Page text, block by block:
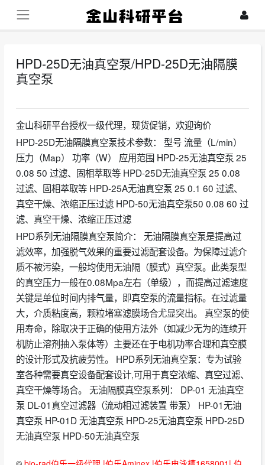
HPD-25D无油真空泵/HPD-25D无油隔膜
真空泵
金山科研平台授权一级代理，现货促销，欢迎询价
HPD-25D无油隔膜真空泵技术参数： 型号 流量（L/min）
压力（Map） 功率（W） 应用范围 HPD-25无油真空泵 25
0.08 50 过滤、固相萃取等 HPD-25D无油真空泵 25 0.08
过滤、固相萃取等 HPD-25A无油真空泵 25 0.1 60 过滤、
真空干燥、浓缩正压过滤 HPD-50无油真空泵50 0.08 60 过
滤、真空干燥、浓缩正压过滤
HPD系列无油隔膜真空泵简介： 无油隔膜真空泵是提高过
滤效率，加强脱气效果的重要过滤配套设备。为保障过滤介
质不被污染，一般均使用无油隔（膜式）真空泵。此类泵型
的真空压力一般在0.08Mpa左右（单级），而提高过滤速度
关键是单位时间内排气量，即真空泵的流量指标。在过滤量
大，介质粘度高，颗粒堵塞滤膜场合尤显突出。 真空泵的使
用寿命，除取决于正确的使用方法外（如减少无为的连续开
机防止溶剂抽入泵体等）主要还在于电机功率合理和真空膜
的设计形式及抗疲劳性。 HPD系列无油真空泵：专为试验
室各种需要真空设备配套设计,可用于真空浓缩、真空过滤、
真空干燥等场合。 无油隔膜真空泵系列： DP-01 无油真空
泵 DL-01真空过滤器（流动相过滤装置 带泵） HP-01无油
真空泵 HP-01D 无油真空泵 HPD-25无油真空泵 HPD-25D
无油真空泵 HPD-50无油真空泵